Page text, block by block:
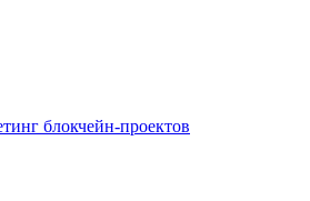
блокчейн-проектов